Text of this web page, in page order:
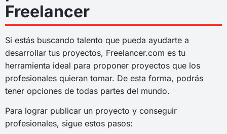
Freelancer
Si estás buscando talento que pueda ayudarte a
desarrollar tus proyectos, Freelancer.com es tu
herramienta ideal para proponer proyectos que los
profesionales quieran tomar. De esta forma, podrás
tener opciones de todas partes del mundo.
Para lograr publicar un proyecto y conseguir
profesionales, sigue estos pasos: